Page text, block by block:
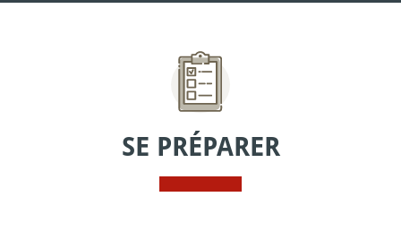
SE PRÉPARER